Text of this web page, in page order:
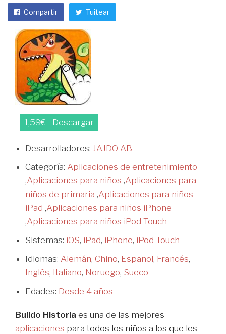
Compartir Tuitear
1,59€ - Descargar
Desarrolladores: JAJDO AB
Categoría: Aplicaciones de entretenimiento
,Aplicaciones para niños ,Aplicaciones para
niños de primaria ,Aplicaciones para niños
iPad ,Aplicaciones para niños iPhone
,Aplicaciones para niños iPod Touch
Sistemas: iOS, iPad, iPhone, iPod Touch
Idiomas: Alemán, Chino, Español, Francés,
Inglés, Italiano, Noruego, Sueco
Edades: Desde 4 años
Buildo Historia es una de las mejores
aplicaciones para todos los niños a los que les